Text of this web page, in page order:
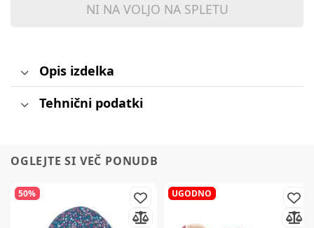
NI NA VOLJO NA SPLETU
Opis izdelka
Tehnični podatki
OGLEJTE SI VEČ PONUDB
50% UGODNO